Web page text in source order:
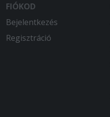
FIÓKOD
Bejelentkezés
Regisztráció